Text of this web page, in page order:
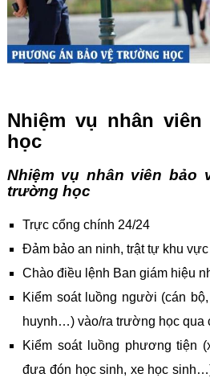
Nhiệm vụ nhân
học
Nhiệm vụ nhân viên bảo
trường học
Trực cổng chính 24/24
Đảm bảo an ninh, trật tự khu
Chào điều lệnh Ban giám hiệu
Kiểm soát luồng người (cán
huynh…) vào/ra trường học qua
Kiểm soát luồng phương tiện
đưa đón học sinh, xe học